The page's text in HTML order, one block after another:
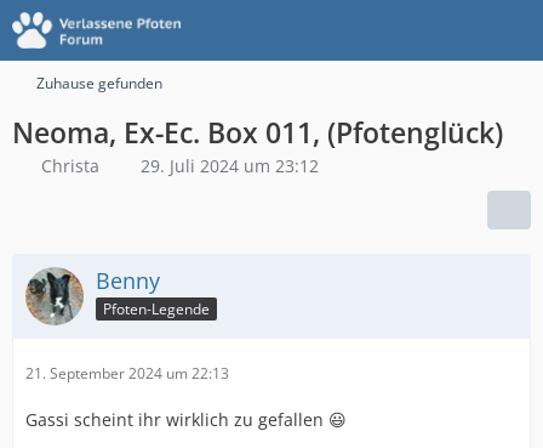
Zuhause gefunden
Neoma, Ex-Ec. Box 011, (Pfotenglück)
Christa 29. Juli 2024 um 23:12
Benny
Pfoten-Legende
21. September 2024 um 22:13
Gassi scheint ihr wirklich zu gefallen 😃